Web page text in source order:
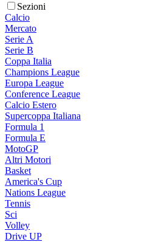
Sezioni
Calcio
Mercato
Serie A
Serie B
Coppa Italia
Champions League
Europa League
Conference League
Calcio Estero
Supercoppa Italiana
Formula 1
Formula E
MotoGP
Altri Motori
Basket
America's Cup
Nations League
Tennis
Sci
Volley
Drive UP